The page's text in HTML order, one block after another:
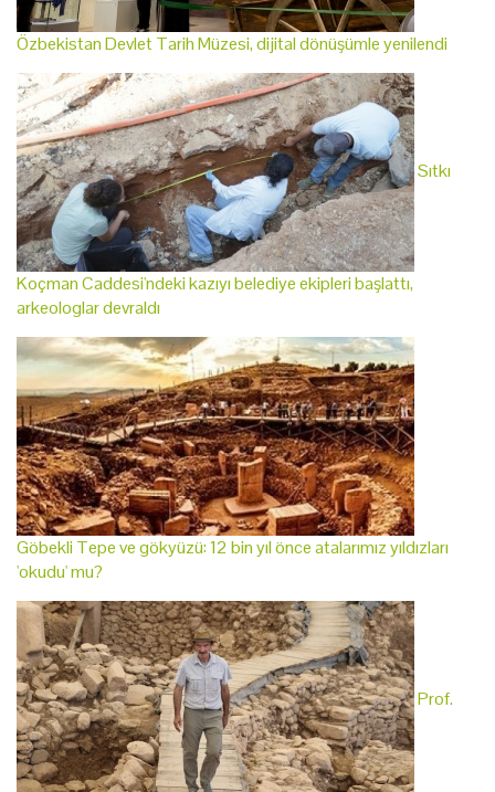
Özbekistan Devlet Tarih Müzesi, dijital dönüşümle yenilendi
Sıtkı
Koçman Caddesi'ndeki kazıyı belediye ekipleri başlattı,
arkeologlar devraldı
Göbekli Tepe ve gökyüzü: 12 bin yıl önce atalarımız yıldızları
'okudu' mu?
Prof.